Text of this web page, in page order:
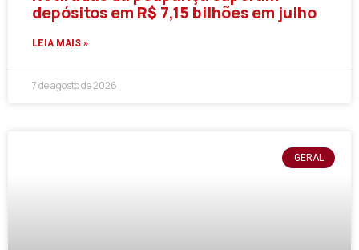
depósitos em R$ 7,15 bilhões em julho
LEIA MAIS »
7 de agosto de 2026
GERAL